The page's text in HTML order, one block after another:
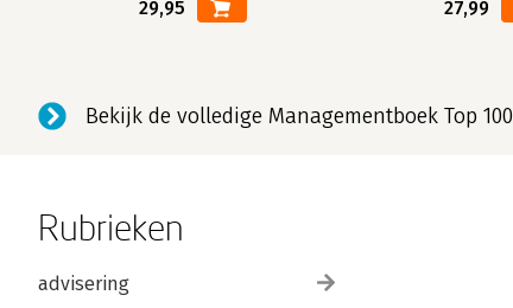
29,95 27,99
Bekijk de volledige Managementboek Top 100
Rubrieken
advisering